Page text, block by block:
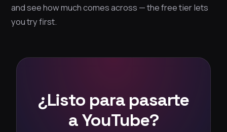
and see how much comes across — the free tier lets
you try first.
¿Listo para pasarte
a YouTube?